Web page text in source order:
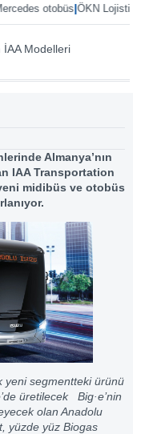
otobüs|ÖKN Lojistik’e ilk
İAA Modelleri
Almanya’nın
IAA Transportation
midibüs ve otobüs
yeni segmentteki ürünü
üretilecek Big·e’nin
olan Anadolu
yüzde yüz Biogas